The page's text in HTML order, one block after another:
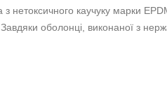
нетоксичного каучуку марки
оболонці, виконаної з